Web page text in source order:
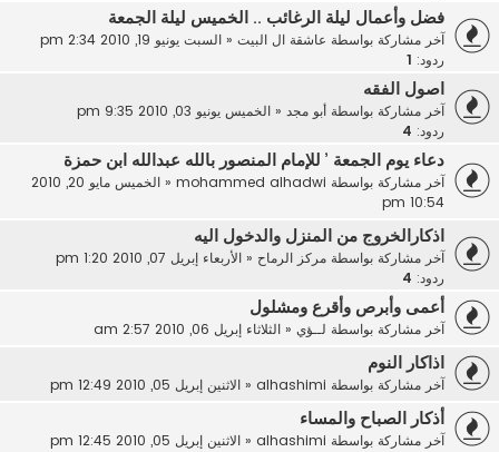
فضل وأعمال ليلة الرغائب .. الخميس ليلة الجمعة
آخر مشاركة بواسطة عاشقة ال البيت« السبت يونيو 19, 2010 2:34 pm
ردود:
اصول الفقه
آخر مشاركة بواسطة أبو مجد« الخميس يونيو 03, 2010 9:35 pm
ردود: 4
دعاء يوم الجمعة ’ للإمام المنصور بالله عبدالله ابن حمزة
آخر مشاركة بواسطة mohammed alhadwi
«
الخميس مايو 20, 2010
10:54 pm
اذكارالخروج من المنزل والدخول اليه
آخر مشاركة بواسطة مركز الرماح« الأربعاء إبريل 07, 2010 1:20 pm
ردود: 4
أعمى وأبرص وأقرع ومشلول
آخر مشاركة بواسطة لــؤي« الثلاثاء إبريل 06, 2010 2:57 am
اذاكار النوم
آخر مشاركة بواسطة alhashimi
« الاثنين إبريل 05, 2010 12:49 pm
أذكار الصباح والمساء
آخر مشاركة بواسطة alhashimi
« الاثنين إبريل 05, 2010 12:45 pm